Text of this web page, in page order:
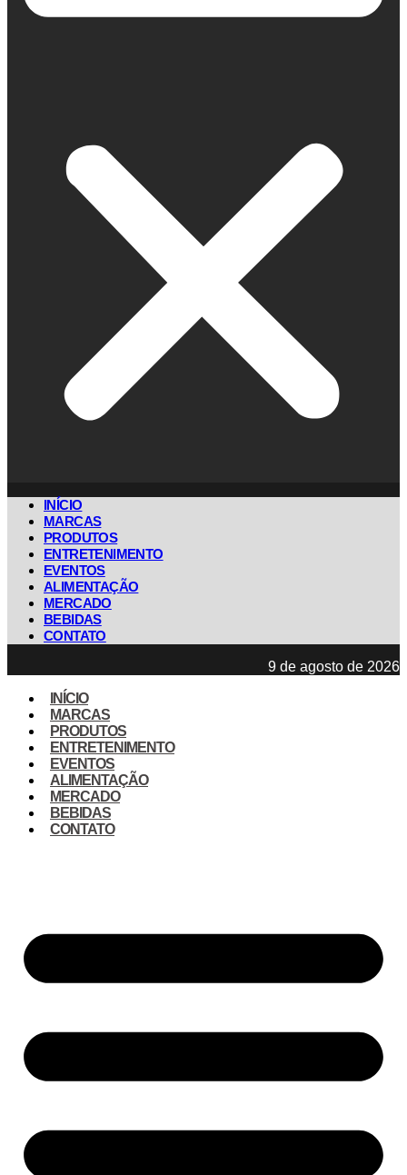
INÍCIO
MARCAS
PRODUTOS
ENTRETENIMENTO
EVENTOS
ALIMENTAÇÃO
MERCADO
BEBIDAS
CONTATO
9 de agosto de 2026
INÍCIO
MARCAS
PRODUTOS
ENTRETENIMENTO
EVENTOS
ALIMENTAÇÃO
MERCADO
BEBIDAS
CONTATO